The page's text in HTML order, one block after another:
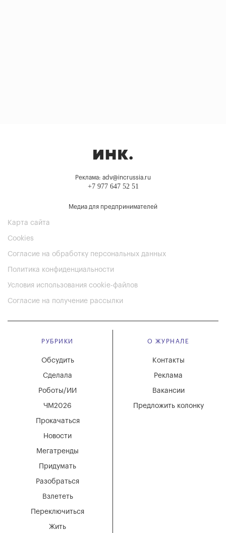
Реклама: adv@incrussia.ru
+7 977 647 52 51
Медиа для предпринимателей
Карта сайта
Cookies
Согласие на обработку персональных данных
Политика конфиденциальности
Условия использования cookie-файлов
Согласие на получение рассылки
РУБРИКИ
Мегатренды
Придумать
Разобраться
Взлететь
Новости
Переключиться
Жить
Обсудить
Сделала
Роботы/ИИ
ЧМ2026
Прокачаться
О ЖУРНАЛЕ
Вакансии
Реклама
Контакты
Предложить колонку